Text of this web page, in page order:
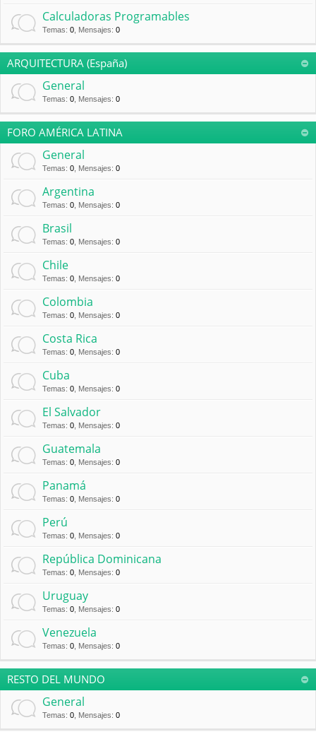
Calculadoras Programables
Temas: 0 Mensajes: 0
ARQUITECTURA (España)
General
Temas: 0 Mensajes: 0
FORO AMÉRICA LATINA
General
Temas: 0 Mensajes: 0
Argentina
Temas: 0 Mensajes: 0
Brasil
Temas: 0 Mensajes: 0
Chile
Temas: 0 Mensajes: 0
Colombia
Temas: 0 Mensajes: 0
Costa Rica
Temas: 0 Mensajes: 0
Cuba
Temas: 0 Mensajes: 0
El Salvador
Temas: 0 Mensajes: 0
Guatemala
Temas: 0 Mensajes: 0
Panamá
Temas: 0 Mensajes: 0
Perú
Temas: 0 Mensajes: 0
República Dominicana
Temas: 0 Mensajes: 0
Uruguay
Temas: 0 Mensajes: 0
Venezuela
Temas: 0 Mensajes: 0
RESTO DEL MUNDO
General
Temas: 0 Mensajes: 0